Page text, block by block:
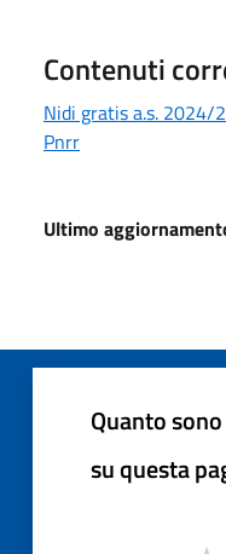
Contenuti
Nidi gratis a.s. 2024/
Pnrr
Ultimo
Quanto
su questa